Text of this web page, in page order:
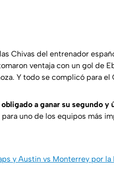
Chivas del entrenador
ventaja con un gol de
Y todo se complicó para el
a ganar su segundo
para uno de los equipos más
y Austin vs Monterrey por